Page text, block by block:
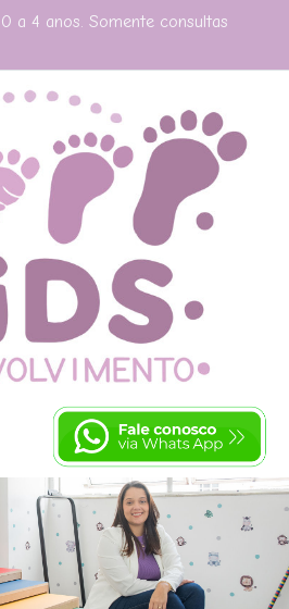
a 4 anos. Somente consultas